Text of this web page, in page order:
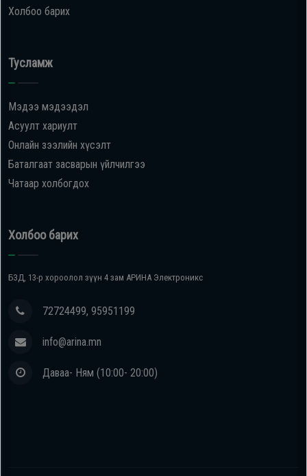
Холбоо барих
Тусламж
Мэдээ мэдээдэл
Асуулт хариулт
Онлайн зээлийн хүсэлт
Баталгаат засварын үйлчилгээ
Чатаар холбогдох
Холбоо барих
БЗД, 13-р хороолол зүүн 4 зам АРИНА Электроникс
72724499, 95951199
info@arina.mn
Даваа- Ням (10:00- 20:00)